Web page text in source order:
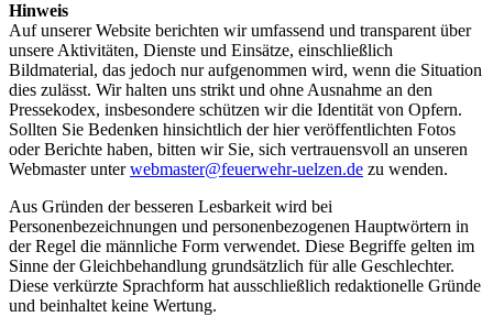
Hinweis
Auf unserer Website berichten wir umfassend und transparent über
unsere Aktivitäten, Dienste und Einsätze, einschließlich
Bildmaterial, das jedoch nur aufgenommen wird, wenn die Situation
dies zulässt. Wir halten uns strikt und ohne Ausnahme an den
Pressekodex, insbesondere schützen wir die Identität von Opfern.
Sollten Sie Bedenken hinsichtlich der hier veröffentlichten Fotos
oder Berichte haben, bitten wir Sie, sich vertrauensvoll an unseren
Webmaster unterwebmaster@feuerwehr-uelzen.de zu wenden.
Aus Gründen der besseren Lesbarkeit wird bei
Personenbezeichnungen und personenbezogenen Hauptwörtern in
der Regel die männliche Form verwendet. Diese Begriffe gelten im
Sinne der Gleichbehandlung grundsätzlich für alle Geschlechter.
Diese verkürzte Sprachform hat ausschließlich redaktionelle Gründe
und beinhaltet keine Wertung.